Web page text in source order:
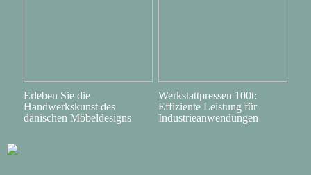
Erleben Sie die
Handwerkskunst des
dänischen Möbeldesigns
Werkstattpressen 100t:
Effiziente Leistung für
Industrieanwendungen